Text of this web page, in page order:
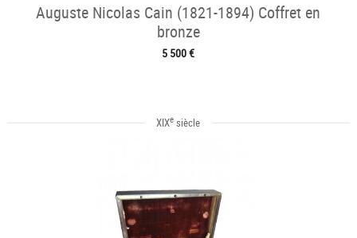
Auguste Nicolas Cain (1821-1894) Coffret en
bronze
5 500 €
XIXe siècle